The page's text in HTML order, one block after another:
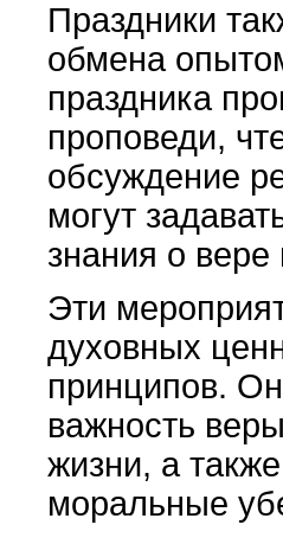
Праздники
обмена
праздника
проповеди,
обсуждение
могут
знания о вере
Эти
духовных
принципов.
важность
жизни, а
моральные